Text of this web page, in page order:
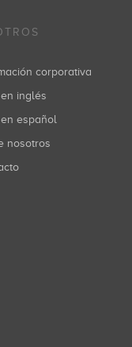
corporativa
en inglés
en español
nosotros